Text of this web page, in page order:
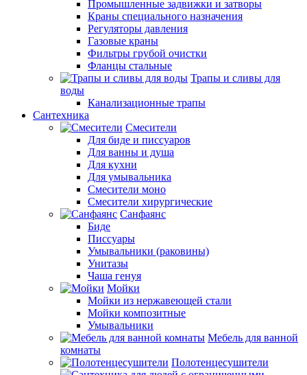
Промышленные задвижки и затворы
Краны специального назначения
Регуляторы давления
Газовые краны
Фильтры грубой очистки
Фланцы стальные
Трапы и сливы для
воды
Канализационные трапы
Сантехника
Смесители
Для биде и писсуаров
Для ванны и душа
Для кухни
Для умывальника
Смесители моно
Смесители хирургические
Санфаянс
Биде
Писсуары
Умывальники (раковины)
Унитазы
Чаша генуя
Мойки
Мойки из нержавеющей стали
Мойки композитные
Умывальники
Мебель для ванной
комнаты
Полотенцесушители